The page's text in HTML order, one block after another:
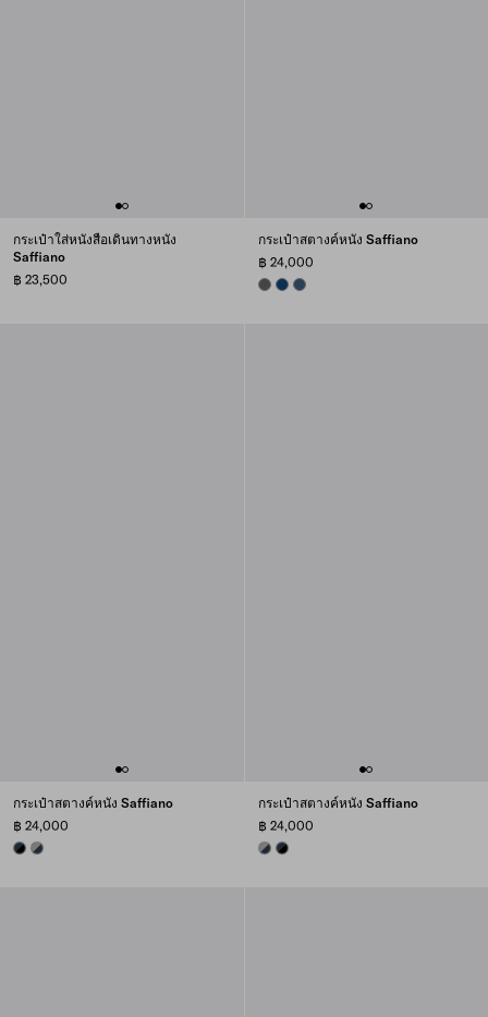
กระเป๋าใส่หนังสือเดินทางหนัง
Saffiano
฿ 23,500
กระเป๋าสตางค์หนัง Saffiano
฿ 24,000
SMOKY GRAY
BALTIC BLUE
AVIATION BLUE
กระเป๋าสตางค์หนัง Saffiano
฿ 24,000
BLACK/BALTIC BLUE
BALTIC BLUE/MARBLE GRAY
กระเป๋าสตางค์หนัง Saffiano
฿ 24,000
BALTIC BLUE/MARBLE GRAY
BLACK/BALTIC BLUE